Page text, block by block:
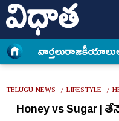
వార్త‌లురాజకీయాలు
TELUGU NEWS / LIFESTYLE /
Honey vs Sugar |